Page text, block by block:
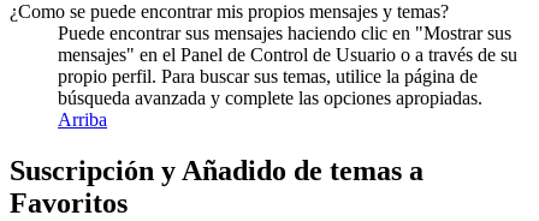
¿Como se puede encontrar mis propios mensajes y temas?
Puede encontrar sus mensajes haciendo clic en "Mostrar sus
mensajes" en el Panel de Control de Usuario o a través de su
propio perfil. Para buscar sus temas, utilice la página de
búsqueda avanzada y complete las opciones apropiadas.
Arriba
Suscripción y Añadido de temas a
Favoritos